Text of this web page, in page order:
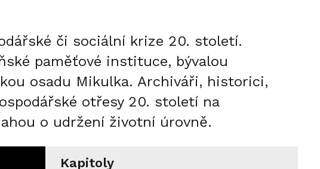
či sociální krize 20. století.
paměťové instituce, bývalou
osadu Mikulka. Archiváři, historici,
otřesy 20. století na
o udržení životní úrovně.
Kapitoly